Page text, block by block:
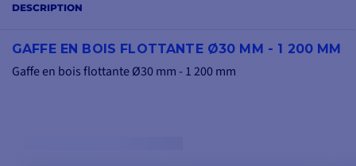
DESCRIPTION
GAFFE EN BOIS FLOTTANTE Ø30 MM - 1 200 MM
Gaffe en bois flottante Ø30 mm - 1 200 mm